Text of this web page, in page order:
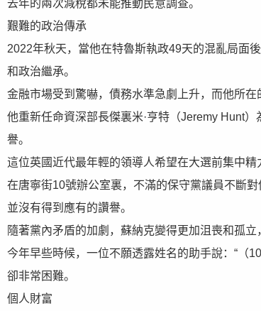
去年的兩次減稅都未能推動民意調查。
艱難的政治傳承
2022年秋天，當他在特魯斯執政49天的混亂局面
和政治繼承。
金融市場受到驚嚇，債務水準急劇上升，而他所
他重新任命資深部長傑裏米·亨特（Jeremy Hunt
譽。
這位英國近代最年輕的領導人希望在大選前集中
在唐寧街10號辦公室裏，不滿的保守黨議員不斷
並沒有得到應有的讚譽。
隨著黨內矛盾的加劇，蘇納克變得更加沮喪和孤
今年早些時候，一位不願透露姓名的助手說：“（
卻非常困難。
個人財富